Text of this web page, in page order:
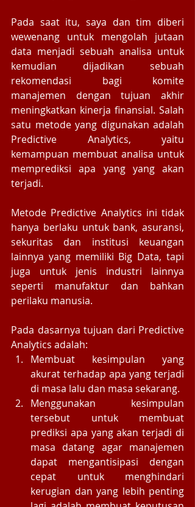
Pada saat itu, saya dan tim diberi
wewenang untuk mengolah jutaan
data menjadi sebuah analisa untuk
kemudian dijadikan sebuah
rekomendasi bagi komite
manajemen dengan tujuan akhir
meningkatkan kinerja finansial. Salah
satu metode yang digunakan adalah
Predictive Analytics, yaitu
kemampuan membuat analisa untuk
memprediksi apa yang yang akan
terjadi.
Metode Predictive Analytics ini tidak
hanya berlaku untuk bank, asuransi,
sekuritas dan institusi keuangan
lainnya yang memiliki Big Data, tapi
juga untuk jenis industri lainnya
seperti manufaktur dan bahkan
perilaku manusia.
Pada dasarnya tujuan dari Predictive
Analytics adalah:
Membuat kesimpulan yang
akurat terhadap apa yang terjadi
Menggunakan kesimpulan
tersebut untuk membuat
prediksi apa yang akan terjadi di
masa datang agar manajemen
dapat mengantisipasi dengan
cepat untuk menghindari
kerugian dan yang lebih penting